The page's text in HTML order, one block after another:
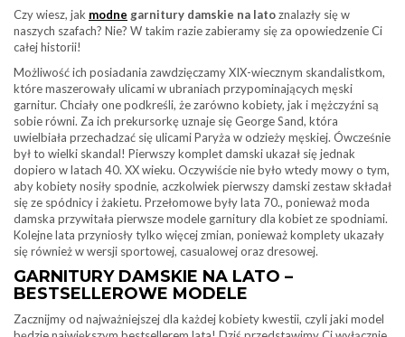
Czy wiesz, jak modne garnitury damskie na latoznalazły się w
naszych szafach? Nie? W takim razie zabieramy się za opowiedzenie Ci
całej historii!
Możliwość ich posiadania zawdzięczamy XIX-wiecznym skandalistkom,
które maszerowały ulicami w ubraniach przypominających męski
garnitur. Chciały one podkreśli, że zarówno kobiety, jak i mężczyźni są
sobie równi. Za ich prekursorkę uznaje się George Sand, która
uwielbiała przechadzać się ulicami Paryża w odzieży męskiej. Ówcześnie
był to wielki skandal! Pierwszy komplet damski ukazał się jednak
dopiero w latach 40. XX wieku. Oczywiście nie było wtedy mowy o tym,
aby kobiety nosiły spodnie, aczkolwiek pierwszy damski zestaw składał
się ze spódnicy i żakietu. Przełomowe były lata 70., ponieważ moda
damska przywitała pierwsze modele garnitury dla kobiet ze spodniami.
Kolejne lata przyniosły tylko więcej zmian, ponieważ komplety ukazały
się również w wersji sportowej, casualowej oraz dresowej.
GARNITURY DAMSKIE NA LATO –
BESTSELLEROWE MODELE
Zacznijmy od najważniejszej dla każdej kobiety kwestii, czyli jaki model